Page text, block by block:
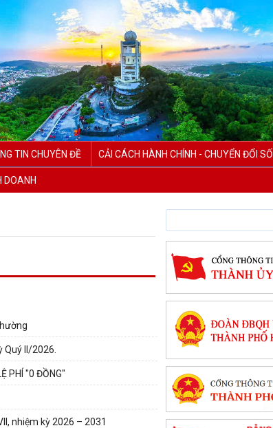
TIN CHUYÊN ĐỀ CẢI CÁCH HÀNH CHÍNH - CHUYỂN ĐỔI SỐ
DOANH
II/2026.
PHÍ "0 ĐỒNG"
nhiệm kỳ 2026 – 2031